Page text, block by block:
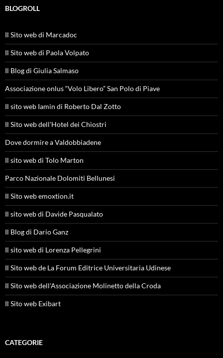
BLOGROLL
Il Sito web di Marcadoc
Il Sito web di Paola Volpato
Il Blog di Giulia Salmaso
Associazione onlus “Volo Libero” San Polo di Piave
Il sito web Iamin di Roberto Dal Zotto
Il Sito web dell'Hotel dei Chiostri
Dove dormire a Valdobbiadene
Il sito web di Tolo Marton
Parco Nazionale Dolomiti Bellunesi
Il Sito web emoxtion.it
Il sito web di Davide Pasqualato
Il Blog di Dario Ganz
Il sito web di Lorenza Pellegrini
Il Sito web de La Forum Editrice Universitaria Udinese
Il Sito web dell'Associazione Molinetto della Croda
Il Sito web Exibart
CATEGORIE